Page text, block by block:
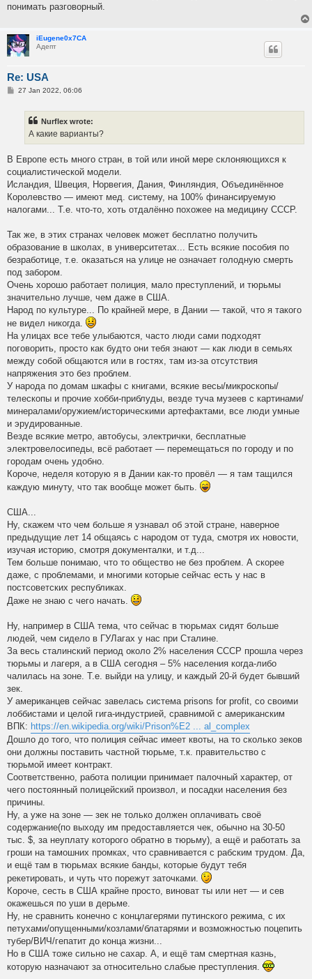
понимать разговорный.
iEugene0x7CA
Адепт
Re: USA
P27 Jan 2022, 06:06
Nurflex wrote:
А какие варианты?
В Европе есть много стран, в той или иной мере склоняющихся к
социалистической модели.
Исландия, Швеция, Норвегия, Дания, Финляндия, Объединённое
Королевство — имеют мед. систему, на 100% финансируемую
налогами... Т.е. что-то, хоть отдалённо похожее на медицину СССР.
Так же, в этих странах человек может бесплатно получить
образование в школах, в университетах... Есть всякие пособия по
безработице, т.е. оказаться на улице не означает голодную смерть
под забором.
Очень хорошо работает полиция, мало преступлений, и тюрьмы
значительно лучше, чем даже в США.
Народ по культуре... По крайней мере, в Дании — такой, что я такого
не видел никогда.
На улицах все тебе улыбаются, часто люди сами подходят
поговорить, просто как будто они тебя знают — как люди в семьях
между собой общаются или в гостях, там из-за отсутствия
напряжения это без проблем.
У народа по домам шкафы с книгами, всякие весы/микроскопы/
телескопы и прочие хобби-приблуды, везде туча музеев с картинами/
минералами/оружием/историческими артефактами, все люди умные
и эрудированные.
Везде всякие метро, автобусы, электрички, бесплатные
электровелосипеды, всё работает — перемещаться по городу и по
городам очень удобно.
Короче, неделя которую я в Дании как-то провёл — я там тащился
каждую минуту, что так вообще может быть.
США...
Ну, скажем что чем больше я узнавал об этой стране, наверное
предыдущие лет 14 общаясь с народом от туда, смотря их новости,
изучая историю, смотря документалки, и т.д...
Тем больше понимаю, что то общество не без проблем. А скорее
даже, с проблемами, и многими которые сейчас есть у нас в
постсоветских республиках.
Даже не знаю с чего начать.
Ну, например в США тема, что сейчас в тюрьмах сидят больше
людей, чем сидело в ГУЛагах у нас при Сталине.
За весь сталинский период около 2% населения СССР прошла через
тюрьмы и лагеря, а в США сегодня – 5% населения когда-либо
чалилась на зоне. Т.е. выйди на улицу, и каждый 20-й будет бывший
зек.
У американцев сейчас завелась система prisons for profit, со своими
лоббистами и целой гига-индустрией, сравнимой с американским
ВПК: https://en.wikipedia.org/wiki/Prison%E2 ... al_complex
Дошло до того, что полиция сейчас имеет квоты, на то сколько зеков
они должны поставить частной тюрьме, т.к. правительство с
тюрьмой имеет контракт.
Соответственно, работа полиции принимает палочный характер, от
чего постоянный полицейский произвол, и посадки населения без
причины.
Ну, а уже на зоне — зек не только должен оплачивать своё
содержание(по выходу им предоставляется чек, обычно на 30-50
тыс. $, за неуплату которого обратно в тюрьму), а ещё и работать за
гроши на тамошних промках, что сравнивается с рабским трудом. Да,
и ещё там в тюрьмах всякие банды, которые будут тебя
рекетировать, и чуть что порежут заточками.
Короче, сесть в США крайне просто, виноват ты или нет — и сев
окажешься по уши в дерьме.
Ну, не сравнить конечно с концлагерями путинского режима, с их
петухами/опущенными/козлами/блатарями и возможностью поцепить
тубер/ВИЧ/гепатит до конца жизни...
Но в США тоже сильно не сахар. А, и ещё там смертная казнь,
которую назначают за относительно слабые преступления.